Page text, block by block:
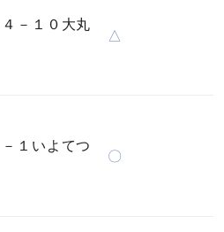
－１０大丸
△
１いよてつ
〇